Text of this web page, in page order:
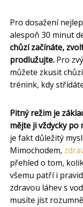
Pro dosažení
alespoň 30 minut
chůzí začínáte,
prodlužujte. Pro
můžete zkusit
trénink, kdy
Pitný režim je
mějte ji vždycky po
je fakt důležitý
Mimochodem,
přehled o tom,
všemu patří i
zdravou láhev s
musíte jíst